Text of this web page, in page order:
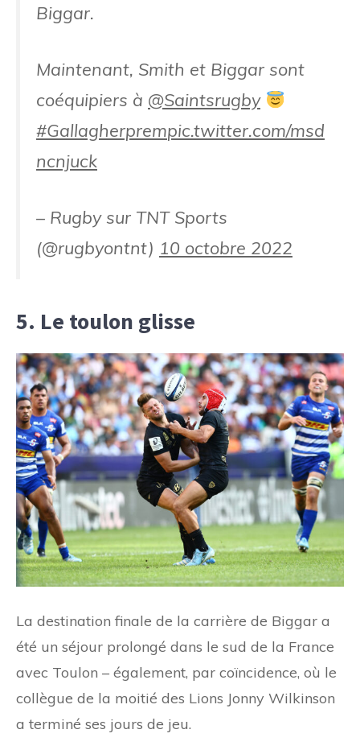
Biggar.
Maintenant, Smith et Biggar sont
coéquipiers à @Saintsrugby
#Gallagherprempic.twitter.com/msd
ncnjuck
– Rugby sur TNT Sports
(@rugbyontnt) 10 octobre 2022
5. Le toulon glisse
La destination finale de la carrière de Biggar a
été un séjour prolongé dans le sud de la France
avec Toulon – également, par coïncidence, où le
collègue de la moitié des Lions Jonny Wilkinson
a terminé ses jours de jeu.